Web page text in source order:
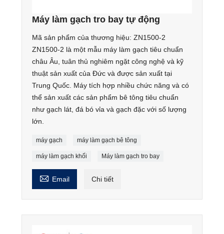
Máy làm gạch tro bay tự động
Mã sản phẩm của thương hiệu: ZN1500-2
ZN1500-2 là một mẫu máy làm gạch tiêu chuẩn
châu Âu, tuân thủ nghiêm ngặt công nghệ và kỹ
thuật sản xuất của Đức và được sản xuất tại
Trung Quốc. Máy tích hợp nhiều chức năng và có
thể sản xuất các sản phẩm bê tông tiêu chuẩn
như gạch lát, đá bó vỉa và gạch đặc với số lượng
lớn.
máy gạch máy làm gạch bê tông
máy làm gạch khối Máy làm gạch tro bay
 Email Chi tiết